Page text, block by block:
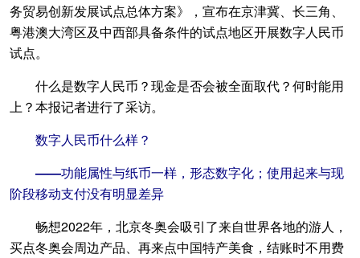
务贸易创新发展试点总体方案》，宣布在京津冀、长三角、
粤港澳大湾区及中西部具备条件的试点地区开展数字人民币
试点。
什么是数字人民币？现金是否会被全面取代？何时能用
上？本报记者进行了采访。
数字人民币什么样？
——功能属性与纸币一样，形态数字化；使用起来与现
阶段移动支付没有明显差异
畅想2022年，北京冬奥会吸引了来自世界各地的游人，
买点冬奥会周边产品、再来点中国特产美食，结账时不用费